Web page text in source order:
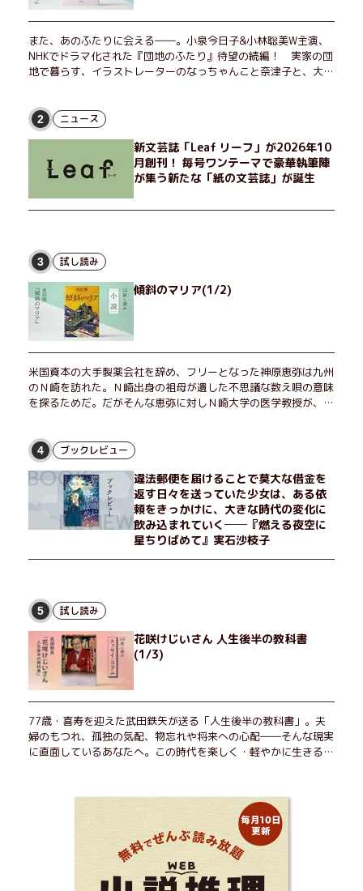
また、あのふたりに会える――。小泉今日子&小林聡美W主演、
NHKでドラマ化された『団地のふたり』待望の続編！ 実家の団
地で暮らす、イラストレーターのなっちゃんこと奈津子と、大学
げたり、部屋でふたりだけの「台湾映画祭」を催したり。50代
独身、幼なじみの変わらぬ友情とささやかな幸せの日々を描く。
2 ニュース
新文芸誌「Leaf リーフ」が2026年10
月創刊！ 毎号ワンテーマで豪華執筆陣
が集う新たな「紙の文芸誌」が誕生
3 試し読み
傾斜のマリア(1/2)
米国資本の大手製薬会社を辞め、フリーとなった神原恵弥は九州
のＮ崎を訪れた。Ｎ崎出身の祖母が遺した不思議な数え唄の意味
を探るためだ。だがそんな恵弥に対しＮ崎大学の医学教授が、米
恵弥は、まるで影のような存在の博士とまみえることはできるの
か？ そして、唄の歌詞「かたむくマリア」に込められた秘密と
は？ 謎めいたラストが鮮烈な余韻を残すシリーズ第四作！
4 ブックレビュー
違法郵便を届けることで莫大な借金を
返す日々を送っていた少女は、ある依
頼をきっかけに、大きな時代の変化に
飲み込まれていく──『燃える夜空に
星ちりばめて』実石沙枝子
5 試し読み
花咲けじいさん 人生後半の教科書
(1/3)
77歳・喜寿を迎えた武田鉄矢が送る「人生後半の教科書」。夫
婦のもつれ、孤独の気配、物忘れや将来への心配――そんな現実
に直面しているあなたへ。この時代を楽しく・軽やかに生きるヒ
ら！ 読むだけで前向きになれる一冊。